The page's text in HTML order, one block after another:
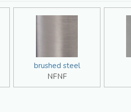
brushed steel
NFNF